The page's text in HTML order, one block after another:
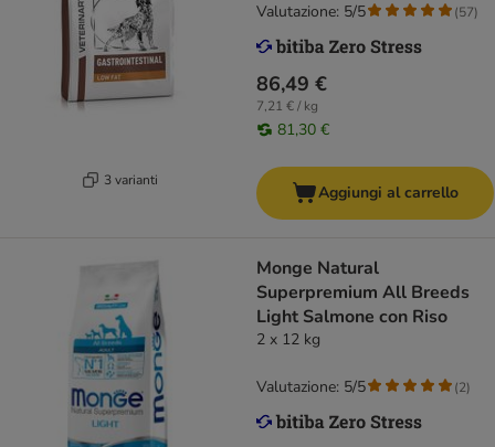
3 varianti
86,49 €
7,21 € / kg
81,30 €
Valutazione: 5/5 (57)
Aggiungi al carrello
Monge Natural
Superpremium All Breeds
Light Salmone con Riso
2 x 12 kg
Valutazione: 5/5 (2)